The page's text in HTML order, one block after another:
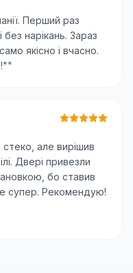
Перший раз
нарікань. Зараз
якісно і вчасно.
"
але вирішив
Двері привезли
бо ставив
супер. Рекомендую!